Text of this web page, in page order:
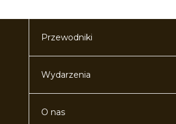
Przewodniki
Wydarzenia
O nas